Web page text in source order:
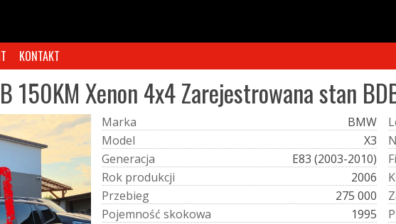
KONTAKT
150KM Xenon 4x4 Zarejestrowana stan
Marka
BMW
Model
X3
Generacja
E83 (2003-2010)
Rok produkcji
2006
Przebieg
275 000
Pojemność skokowa
1995
L
N
Fi
K
Z
P